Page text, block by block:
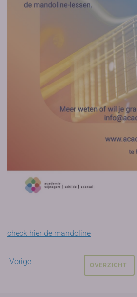
check hier de mandoline
Vorige OVERZICHT